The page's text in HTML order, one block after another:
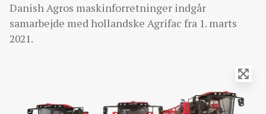
Danish Agros maskinforretninger indgår
samarbejde med hollandske Agrifac fra 1. marts
2021.